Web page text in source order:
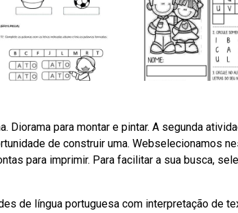
Diorama para montar e pintar. A segunda
de construir uma. Webselecionamos
para imprimir. Para facilitar a sua busca,
de língua portuguesa com interpretação de